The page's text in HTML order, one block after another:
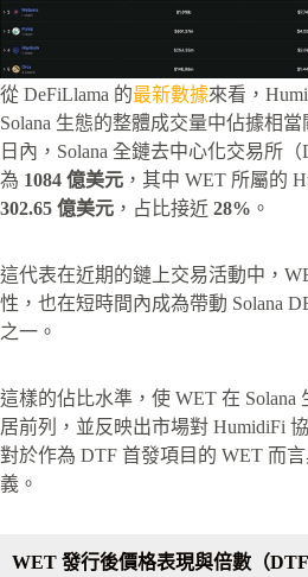
從 DeFiLlama 的最新數據來看，
Solana 生態的整體成交量中佔據相
日內，Solana 全鏈去中心化交易所
為 1084 億美元 ，其中 WET 所屬的
302.65 億美元 ，占比接近 28% 。
這代表在近期的鏈上交易活動中，
性，也在短時間內成為帶動 Solana
之一。
這樣的佔比水準，使 WET 在 Solana
居前列，並反映出市場對 HumidiFi
對於作為 DTF 首發項目的 WET 而
義。
WET 發行後價格表現與倍數（